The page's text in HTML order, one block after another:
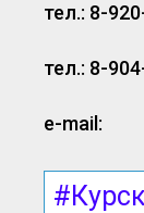
тел.: 8-
тел.: 8-
e-mail: